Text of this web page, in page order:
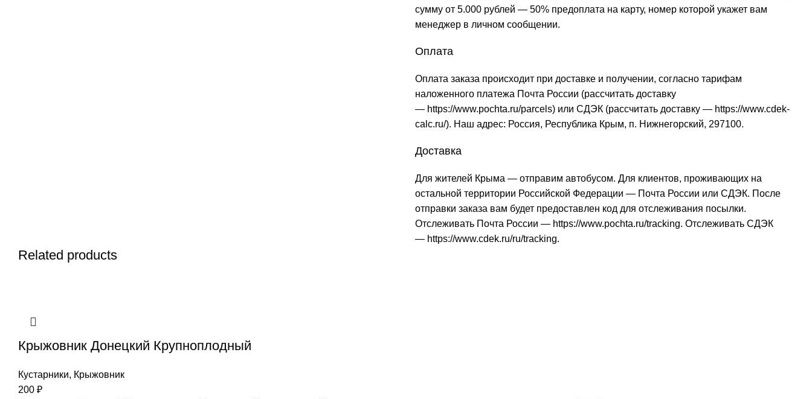
сумму от 5.000 рублей — 50% предоплата на карту, номер которой укажет вам
менеджер в личном сообщении.
Оплата
Оплата заказа происходит при доставке и получении, согласно тарифам
наложенного платежа Почта России (рассчитать доставку
— https://www.pochta.ru/parcels) или СДЭК (рассчитать доставку — https://www.cdek-
calc.ru/). Наш адрес: Россия, Республика Крым, п. Нижнегорский, 297100.
Доставка
Для жителей Крыма — отправим автобусом. Для клиентов, проживающих на
остальной территории Российской Федерации — Почта России или СДЭК. После
отправки заказа вам будет предоставлен код для отслеживания посылки.
Отслеживать Почта России — https://www.pochta.ru/tracking. Отслеживать СДЭК
— https://www.cdek.ru/ru/tracking.
Related products
Крыжовник Донецкий Крупноплодный
Кустарники, Крыжовник
200 ₽